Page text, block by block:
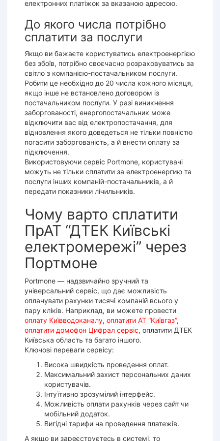
електронних платіжок за вказаною адресою.
До якого числа потрібно
сплатити за послуги
Якщо ви бажаєте користуватись електроенергією
без збоїв, потрібно своєчасно розраховуватись за
світло з компанією-постачальником послуги.
Робити це необхідно до 20 числа кожного місяця,
якщо інше не встановлено договором із
постачальником послуги. У разі виникнення
заборгованості, енергопостачальник може
відключити вас від електропостачання, для
відновлення якого доведеться не тільки повністю
погасити заборгованість, а й внести оплату за
підключення.
Використовуючи сервіс Portmone, користувачі
можуть не тільки сплатити за електроенергию та
послуги інших компаній-постачальників, а й
передати показники лічильників.
Чому варто сплатити
ПрАТ “ДТЕК Київські
електромережі” через
Портмоне
Portmone — надзвичайно зручний та
універсальний сервіс, що дає можливість
оплачувати рахунки тисячі компаній всього у
пару кліків. Наприклад, ви можете провести
оплату Київводоканалу, оплатити АТ “Київгаз”,
оплатити домофон Цифрал сервіс, оплатити ДТЕК
Київська область та багато іншого.
Ключові переваги сервісу:
Висока швидкість проведення оплат.
Максимальний захист персональних даних
користувачів.
Інтуїтивно зрозумілий інтерфейс.
Можливість оплати рахунків через сайт чи
мобільний додаток.
Вигідні тарифи на проведення платежів.
А якщо ви зареєструєтесь в системі, то